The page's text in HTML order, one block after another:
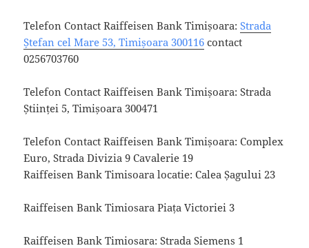
Telefon Contact Raiffeisen Bank Timișoara:Strada
Ștefan cel Mare 53, Timișoara 300116 contact
0256703760
Telefon Contact Raiffeisen Bank Timișoara: Strada
Științei 5, Timișoara 300471
Telefon Contact Raiffeisen Bank Timișoara: Complex
Euro, Strada Divizia 9 Cavalerie 19
Raiffeisen Bank Timisoara locatie: Calea Șagului 23
Raiffeisen Bank Timiosara Piața Victoriei 3
Raiffeisen Bank Timiosara: Strada Siemens 1